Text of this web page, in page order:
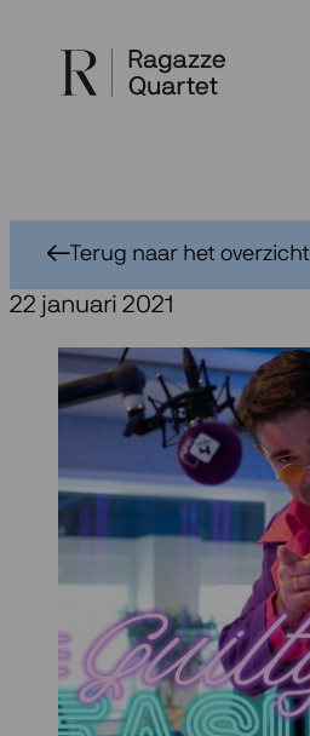
22 januari 2021
Terug naar het overzicht